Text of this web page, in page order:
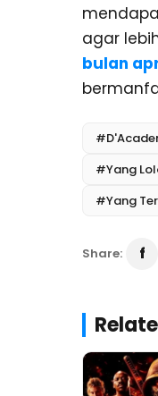
agar
bulan
#Yang
#Yang
Share: